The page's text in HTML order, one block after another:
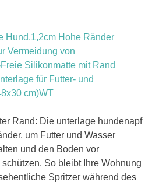
Hund,1,2cm Hohe Ränder
Vermeidung von
Silikonmatte mit Rand
für Futter- und
cm)WT
Rand: Die unterlage hundenapf
um Futter und Wasser
und den Boden vor
So bleibt Ihre Wohnung
Spritzer während des